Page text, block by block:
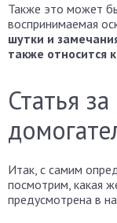
Также это может
воспринимаемая
шутки и
также относится
Статья
Итак, с самим
посмотрим, какая
предусмотрена в